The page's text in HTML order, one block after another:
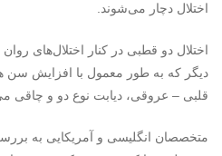
اختلال دچار می‌شوند.
اختلال دو قطبی در کنار اختلال‌های
دیگر که به طور معمول با افزایش سن
قلبی – عروقی، دیابت نوع دو و چاقی
متخصصان انگلیسی و آمریکایی به